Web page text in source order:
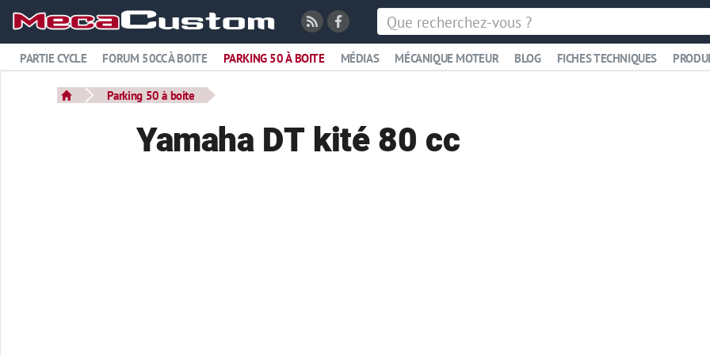
PARTIE CYCLE FORUM 50CC À BOITE PARKING 50 À BOITE MÉDIAS MÉCANIQUE MOTEUR BLOG FICHES TECHNIQUES
Parking 50 à boite
Yamaha DT kité 80 cc